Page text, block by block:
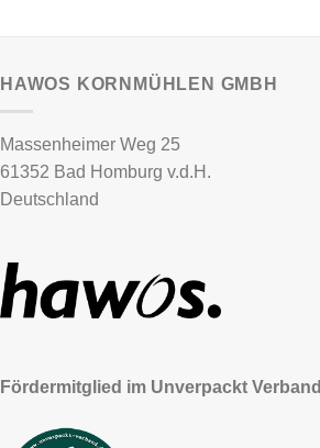
HAWOS KORNMÜHLEN GMBH
Massenheimer Weg 25
61352 Bad Homburg v.d.H.
Deutschland
Fördermitglied im Unverpackt Verband